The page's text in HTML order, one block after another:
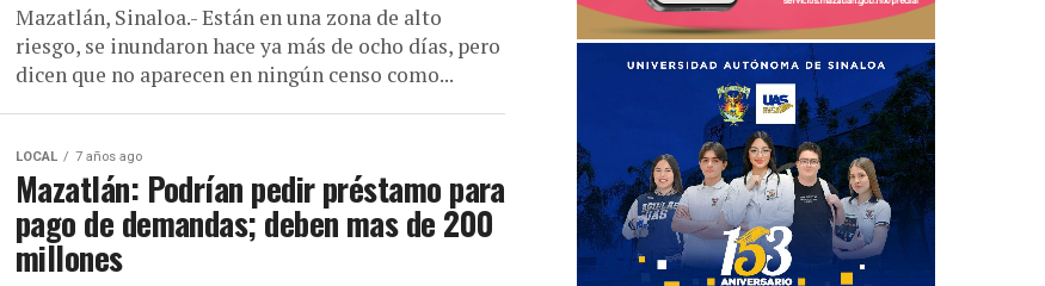
Mazatlán, Sinaloa.- Están en una zona de alto
riesgo, se inundaron hace ya más de ocho días, pero
dicen que no aparecen en ningún censo como...
LOCAL 7 años ago
Mazatlán: Podrían pedir préstamo para
pago de demandas; deben mas de 200
millones